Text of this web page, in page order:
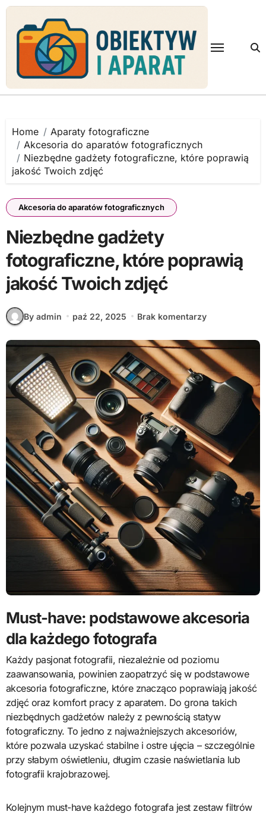
Skip
content
Home
Aparaty fotograficzne
Akcesoria do aparatów fotograficznych
Niezbędne gadżety fotograficzne, które poprawią
jakość Twoich zdjęć
Akcesoria do aparatów fotograficznych
Niezbędne gadżety
fotograficzne, które poprawią
jakość Twoich zdjęć
By admin paź 22, 2025 Brak komentarzy
Must-have: podstawowe akcesoria
dla każdego fotografa
Każdy pasjonat fotografii, niezależnie od poziomu
zaawansowania, powinien zaopatrzyć się w podstawowe
akcesoria fotograficzne, które znacząco poprawiają jakość
zdjęć oraz komfort pracy z aparatem. Do grona takich
niezbędnych gadżetów należy z pewnością statyw
fotograficzny. To jedno z najważniejszych akcesoriów,
które pozwala uzyskać stabilne i ostre ujęcia – szczególnie
przy słabym oświetleniu, długim czasie naświetlania lub
fotografii krajobrazowej.
Kolejnym must-have każdego fotografa jest zestaw filtrów